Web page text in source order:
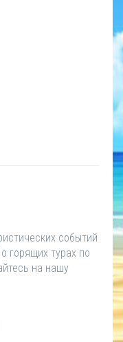
событий
горящих турах по
на нашу